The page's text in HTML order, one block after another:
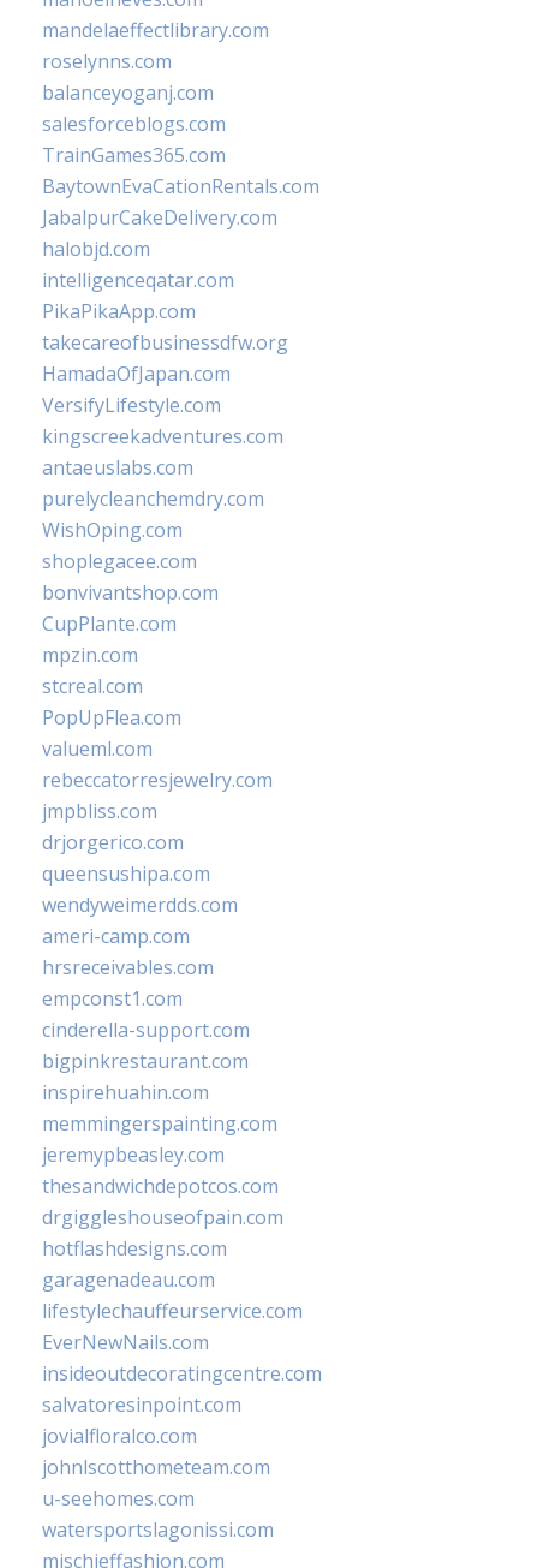
mandelaeffectlibrary.com
roselynns.com
balanceyoganj.com
salesforceblogs.com
TrainGames365.com
BaytownEvaCationRentals.com
JabalpurCakeDelivery.com
halobjd.com
intelligenceqatar.com
PikaPikaApp.com
takecareofbusinessdfw.org
HamadaOfJapan.com
VersifyLifestyle.com
kingscreekadventures.com
antaeuslabs.com
purelycleanchemdry.com
WishOping.com
shoplegacee.com
bonvivantshop.com
CupPlante.com
mpzin.com
stcreal.com
PopUpFlea.com
valueml.com
rebeccatorresjewelry.com
jmpbliss.com
drjorgerico.com
queensushipa.com
wendyweimerdds.com
ameri-camp.com
hrsreceivables.com
empconst1.com
cinderella-support.com
bigpinkrestaurant.com
inspirehuahin.com
memmingerspainting.com
jeremypbeasley.com
thesandwichdepotcos.com
drgiggleshouseofpain.com
hotflashdesigns.com
garagenadeau.com
lifestylechauffeurservice.com
EverNewNails.com
insideoutdecoratingcentre.com
salvatoresinpoint.com
jovialfloralco.com
johnlscotthometeam.com
u-seehomes.com
watersportslagonissi.com
mischieffashion.com